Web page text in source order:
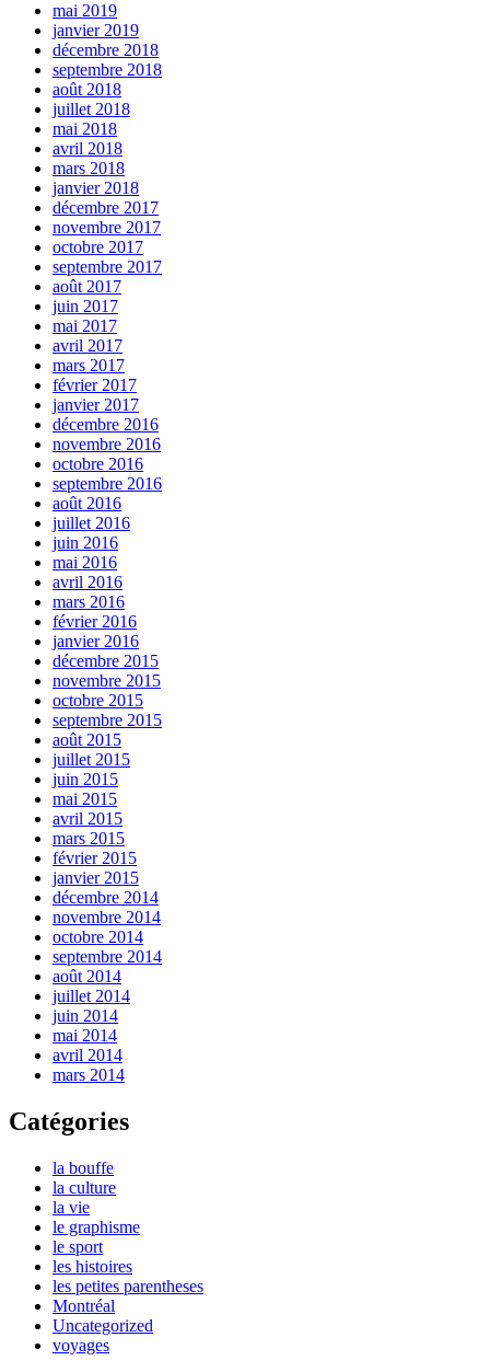
mai 2019
janvier 2019
décembre 2018
septembre 2018
août 2018
juillet 2018
mai 2018
avril 2018
mars 2018
janvier 2018
décembre 2017
novembre 2017
octobre 2017
septembre 2017
août 2017
juin 2017
mai 2017
avril 2017
mars 2017
février 2017
janvier 2017
décembre 2016
novembre 2016
octobre 2016
septembre 2016
août 2016
juillet 2016
juin 2016
mai 2016
avril 2016
mars 2016
février 2016
janvier 2016
décembre 2015
novembre 2015
octobre 2015
septembre 2015
août 2015
juillet 2015
juin 2015
mai 2015
avril 2015
mars 2015
février 2015
janvier 2015
décembre 2014
novembre 2014
octobre 2014
septembre 2014
août 2014
juillet 2014
juin 2014
mai 2014
avril 2014
mars 2014
Catégories
la bouffe
la culture
la vie
le graphisme
le sport
les histoires
les petites parentheses
Montréal
Uncategorized
voyages